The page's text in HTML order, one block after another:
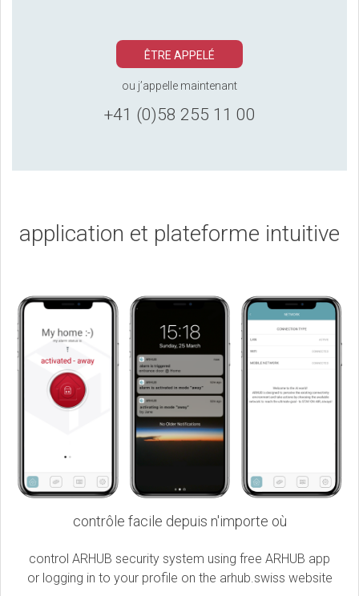
ÊTRE APPELÉ
ou j’appelle maintenant
+41 (0)58 255 11 00
application et plateforme intuitive
contrôle facile depuis n'importe où
control ARHUB security system using free ARHUB app
or logging in to your profile on the arhub.swiss website